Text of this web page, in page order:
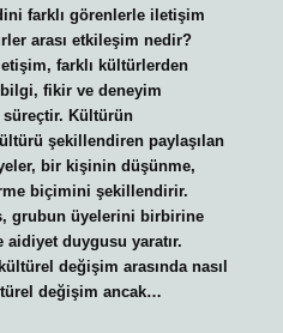
farklı görenlerle iletişim
arası etkileşim nedir?
farklı kültürlerden
fikir ve deneyim
Kültürün
şekillendiren paylaşılan
bir kişinin düşünme,
biçimini şekillendirir.
grubun üyelerini birbirine
duygusu yaratır.
değişim arasında nasıl
değişim ancak…